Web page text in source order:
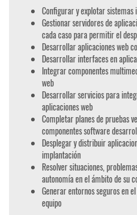
Configurar y explotar
Gestionar servidores de
cada caso para permitir el
Desarrollar aplicaciones web
Desarrollar interfaces en
Integrar componentes
web
Desarrollar servicios para
aplicaciones web
Completar planes de pruebas
componentes software
Desplegar y distribuir
implantación
Resolver situaciones,
autonomía en el ámbito de su
Generar entornos seguros en
equipo